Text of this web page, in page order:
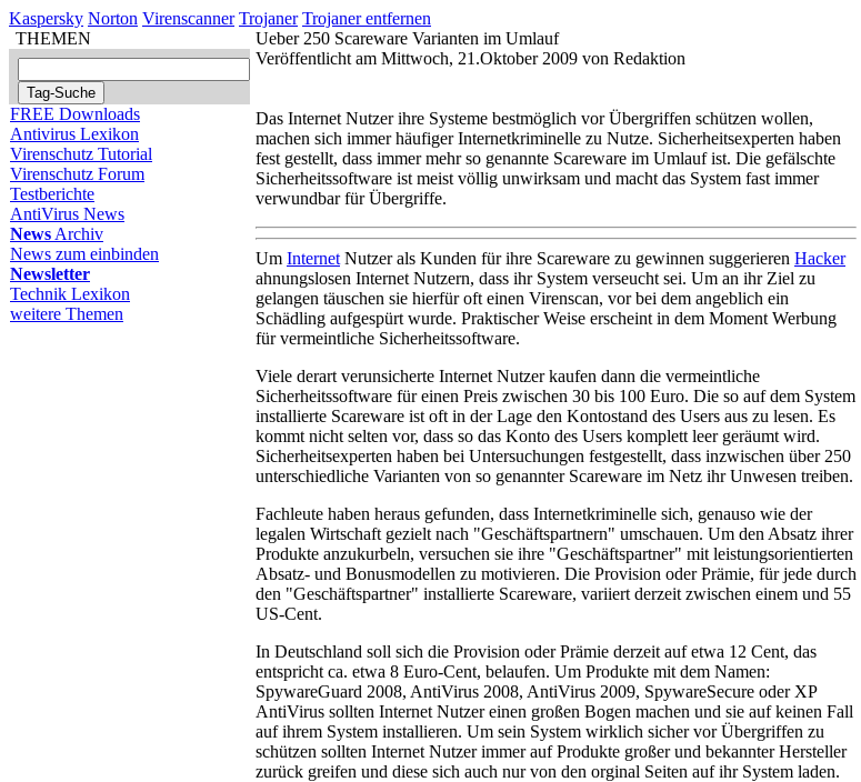
Kaspersky Norton Virenscanner Trojaner Trojaner entfernen
THEMEN
FREE Downloads
Antivirus Lexikon
Virenschutz Tutorial
Virenschutz Forum
Testberichte
AntiVirus News
News Archiv
News zum einbinden
Newsletter
Technik Lexikon
weitere Themen
Ueber 250 Scareware Varianten im Umlauf
Veröffentlicht am Mittwoch, 21.Oktober 2009 von Redaktion
Das Internet Nutzer ihre Systeme bestmöglich vor Übergriffen schützen wollen,
machen sich immer häufiger Internetkriminelle zu Nutze. Sicherheitsexperten haben
fest gestellt, dass immer mehr so genannte Scareware im Umlauf ist. Die gefälschte
Sicherheitssoftware ist meist völlig unwirksam und macht das System fast immer
verwundbar für Übergriffe.
Um Internet Nutzer als Kunden für ihre Scareware zu gewinnen suggerieren Hacker
ahnungslosen Internet Nutzern, dass ihr System verseucht sei. Um an ihr Ziel zu
gelangen täuschen sie hierfür oft einen Virenscan, vor bei dem angeblich ein
Schädling aufgespürt wurde. Praktischer Weise erscheint in dem Moment Werbung
für vermeintliche Sicherheitssoftware.
Viele derart verunsicherte Internet Nutzer kaufen dann die vermeintliche
Sicherheitssoftware für einen Preis zwischen 30 bis 100 Euro. Die so auf dem System
installierte Scareware ist oft in der Lage den Kontostand des Users aus zu lesen. Es
kommt nicht selten vor, dass so das Konto des Users komplett leer geräumt wird.
Sicherheitsexperten haben bei Untersuchungen festgestellt, dass inzwischen über 250
unterschiedliche Varianten von so genannter Scareware im Netz ihr Unwesen treiben.
Fachleute haben heraus gefunden, dass Internetkriminelle sich, genauso wie der
legalen Wirtschaft gezielt nach "Geschäftspartnern" umschauen. Um den Absatz ihrer
Produkte anzukurbeln, versuchen sie ihre "Geschäftspartner" mit leistungsorientierten
Absatz- und Bonusmodellen zu motivieren. Die Provision oder Prämie, für jede durch
den "Geschäftspartner" installierte Scareware, variiert derzeit zwischen einem und 55
US-Cent.
In Deutschland soll sich die Provision oder Prämie derzeit auf etwa 12 Cent, das
entspricht ca. etwa 8 Euro-Cent, belaufen. Um Produkte mit dem Namen:
SpywareGuard 2008, AntiVirus 2008, AntiVirus 2009, SpywareSecure oder XP
AntiVirus sollten Internet Nutzer einen großen Bogen machen und sie auf keinen Fall
auf ihrem System installieren. Um sein System wirklich sicher vor Übergriffen zu
schützen sollten Internet Nutzer immer auf Produkte großer und bekannter Hersteller
zurück greifen und diese sich auch nur von den orginal Seiten auf ihr System laden.